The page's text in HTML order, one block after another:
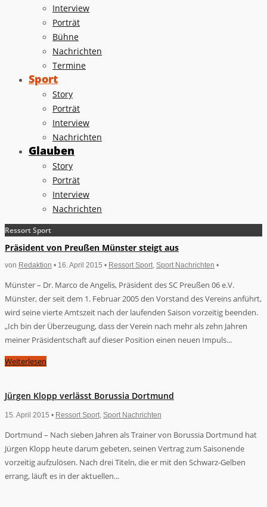
Interview
Porträt
Bühne
Nachrichten
Termine
Sport
Story
Porträt
Interview
Nachrichten
Glauben
Story
Porträt
Interview
Nachrichten
Ressort Sport
Präsident von Preußen Münster steigt aus
von Redaktion • 16. April 2015 • Ressort Sport, Sport Nachrichten •
Münster – Dr. Marco de Angelis, Präsident des SC Preußen 06 e.V.
Münster, der seit dem 1. Februar 2005 den Vorstand des Vereins anführt,
wird seine vierte Amtszeit nach der laufenden Saison vorzeitig beenden.
„Ich bin der Überzeugung, dass der Verein nach mehr als zehn Jahren
meiner Präsidentschaft auf dieser Position einen neuen Impuls...
Weiterlesen
Jürgen Klopp verlässt Borussia Dortmund
15. April 2015 • Ressort Sport, Sport Nachrichten
Dortmund – Nach sieben Jahren als Trainer von Borussia Dortmund hat
Jürgen Klopp heute darum gebeten, seinen Vertrag zum Saisonende
vorzeitig aufzulösen. Nach drei Titeln, die er mit den Schwarz-Gelben
errang, läuft es in der aktuellen...